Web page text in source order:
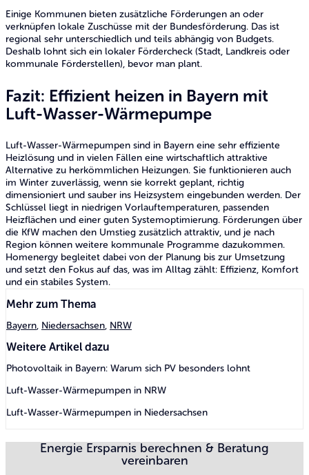
Einige Kommunen bieten zusätzliche Förderungen an oder
verknüpfen lokale Zuschüsse mit der Bundesförderung. Das ist
regional sehr unterschiedlich und teils abhängig von Budgets.
Deshalb lohnt sich ein lokaler Fördercheck (Stadt, Landkreis oder
kommunale Förderstellen), bevor man plant.
Fazit: Effizient heizen in Bayern mit
Luft-Wasser-Wärmepumpe
Luft-Wasser-Wärmepumpen sind in Bayern eine sehr effiziente
Heizlösung und in vielen Fällen eine wirtschaftlich attraktive
Alternative zu herkömmlichen Heizungen. Sie funktionieren auch
im Winter zuverlässig, wenn sie korrekt geplant, richtig
dimensioniert und sauber ins Heizsystem eingebunden werden. Der
Schlüssel liegt in niedrigen Vorlauftemperaturen, passenden
Heizflächen und einer guten Systemoptimierung. Förderungen über
die KfW machen den Umstieg zusätzlich attraktiv, und je nach
Region können weitere kommunale Programme dazukommen.
Homenergy begleitet dabei von der Planung bis zur Umsetzung
und setzt den Fokus auf das, was im Alltag zählt: Effizienz, Komfort
und ein stabiles System.
Mehr zum Thema
Bayern, Niedersachsen, NRW
Weitere Artikel dazu
Photovoltaik in Bayern: Warum sich PV besonders lohnt
Luft-Wasser-Wärmepumpen in NRW
Luft-Wasser-Wärmepumpen in Niedersachsen
Energie Ersparnis berechnen & Beratung
vereinbaren